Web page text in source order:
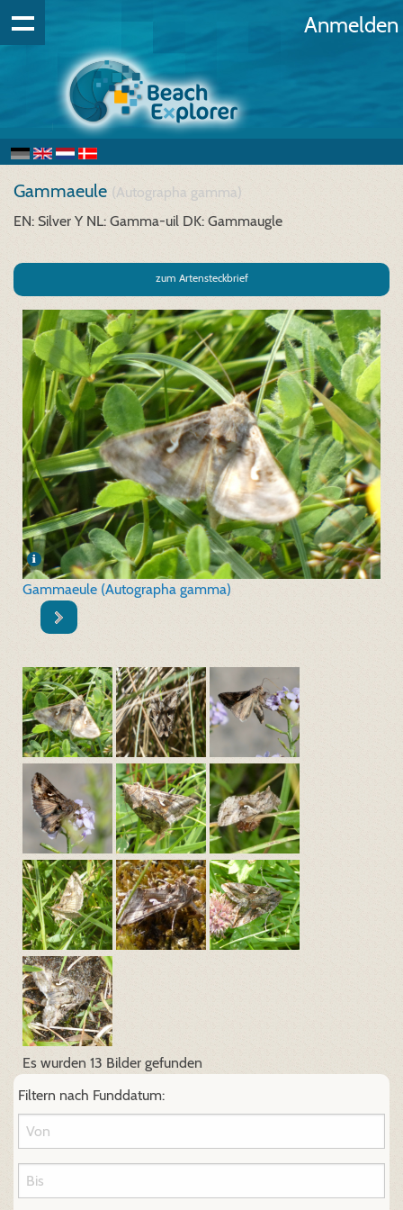
Anmelden
Gammaeule (Autographa gamma)
EN: Silver Y NL: Gamma-uil DK: Gammaugle
zum Artensteckbrief
Gammaeule (Autographa gamma)
Es wurden 13 Bilder gefunden
Filtern nach Funddatum: